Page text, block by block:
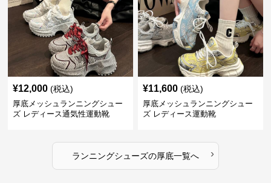
¥12,000 (税込)
厚底メッシュランニングシュー
ズ レディース通気性運動靴
¥11,600 (税込)
厚底メッシュランニングシュー
ズ レディース運動靴
ランニングシューズの厚底一覧へ ›